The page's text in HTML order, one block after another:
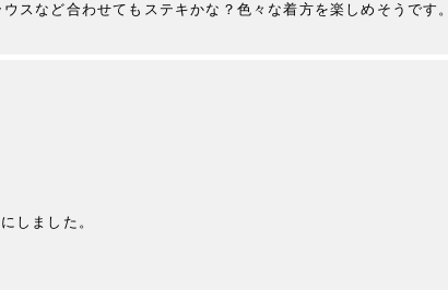
スなど合わせてもステキかな？色々な着方を楽しめそうです。
しました。